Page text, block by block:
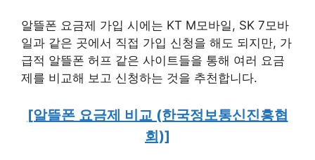
알뜰폰 요금제 가입 시에는 KT M모바일, SK 7모바
일과 같은 곳에서 직접 가입 신청을 해도 되지만, 가
급적 알뜰폰 허프 같은 사이트들을 통해 여러 요금
제를 비교해 보고 신청하는 것을 추천합니다.
[알뜰폰 요금제 비교 (한국정보통신진흥협
회)]